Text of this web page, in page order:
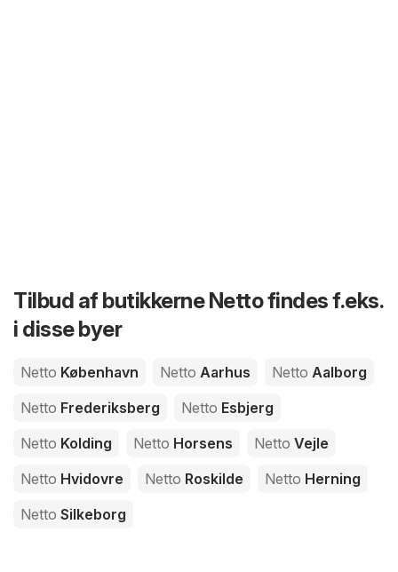
Tilbud af butikkerne Netto findes f.eks.
i disse byer
Netto København Netto Aarhus Netto Aalborg
Netto Frederiksberg Netto Esbjerg
Netto Kolding Netto Horsens Netto Vejle
Netto Hvidovre Netto Roskilde Netto Herning
Netto Silkeborg